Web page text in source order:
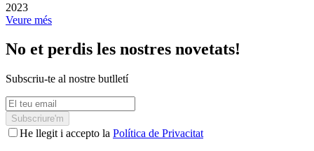
2023
Veure més
No et perdis les nostres novetats!
Subscriu-te al nostre butlletí
Subscriure'm
He llegit i accepto la Política de Privacitat